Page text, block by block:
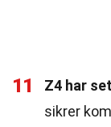
11 Z4 har
sikrer